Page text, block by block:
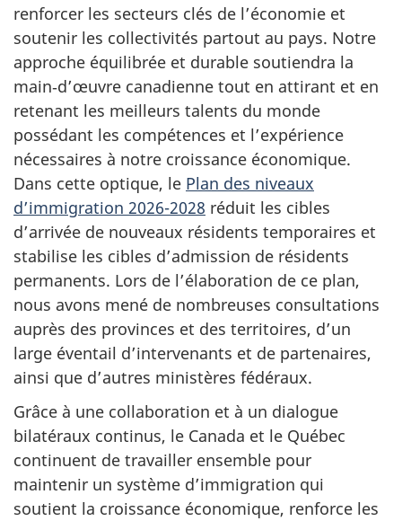
renforcer les secteurs clés de l’économie et
soutenir les collectivités partout au pays. Notre
approche équilibrée et durable soutiendra la
main‑d’œuvre canadienne tout en attirant et en
retenant les meilleurs talents du monde
possédant les compétences et l’expérience
nécessaires à notre croissance économique.
Dans cette optique, le Plan des niveaux
d’immigration 2026-2028 réduit les cibles
d’arrivée de nouveaux résidents temporaires et
stabilise les cibles d’admission de résidents
permanents. Lors de l’élaboration de ce plan,
nous avons mené de nombreuses consultations
auprès des provinces et des territoires, d’un
large éventail d’intervenants et de partenaires,
ainsi que d’autres ministères fédéraux.
Grâce à une collaboration et à un dialogue
bilatéraux continus, le Canada et le Québec
continuent de travailler ensemble pour
maintenir un système d’immigration qui
soutient la croissance économique, renforce les